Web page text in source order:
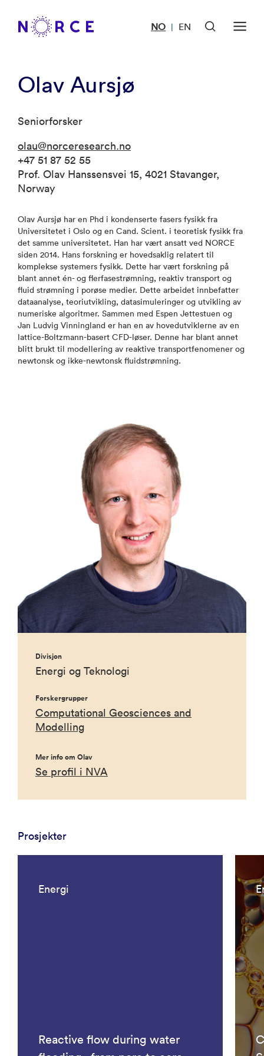
NO | EN
Olav Aursjø
Seniorforsker
olau@norceresearch.no
+47 51 87 52 55
Prof. Olav Hanssensvei 15, 4021 Stavanger,
Norway
Olav Aursjø har en Phd i kondenserte fasers fysikk fra
Universitetet i Oslo og en Cand. Scient. i teoretisk fysikk fra
det samme universitetet. Han har vært ansatt ved NORCE
siden 2014. Hans forskning er hovedsaklig relatert til
komplekse systemers fysikk. Dette har vært forskning på
blant annet én- og flerfasestrømning, reaktiv transport og
fluid strømning i porøse medier. Dette arbeidet innbefatter
dataanalyse, teoriutvikling, datasimuleringer og utvikling av
numeriske algoritmer. Sammen med Espen Jettestuen og
Jan Ludvig Vinningland er han en av hovedutviklerne av en
lattice-Boltzmann-basert CFD-løser. Denne har blant annet
blitt brukt til modellering av reaktive transportfenomener og
newtonsk og ikke-newtonsk fluidstrømning.
Divisjon
Energi og Teknologi
Forskergrupper
Computational Geosciences and
Modelling
Mer info om Olav
Se profil i NVA
Prosjekter
Energi
Reactive flow during water